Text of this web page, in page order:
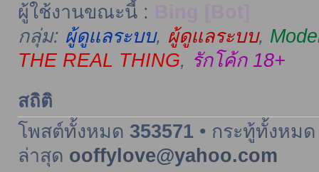
ผู้ใช้งานขณะนี้ :
กลุ่ม: ผู้ดูแลระบบ, ผู้ดูแลระบบ,
THE REAL THING, รักโค้ก 18+
สถิติ
โพสต์ทั้งหมด 353571• กระทู้ทั้งหม
ล่าสุด ooffylove@yahoo.com